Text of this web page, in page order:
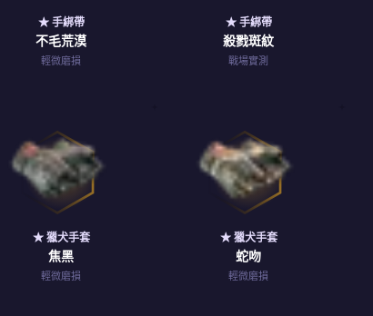
★ 手綁帶
不毛荒漠
輕微磨損
★ 手綁帶
殺戮斑紋
戰場實測
★ 獵犬手套
焦黑
輕微磨損
★ 獵犬手套
蛇吻
輕微磨損